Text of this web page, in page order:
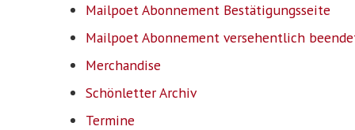
Mailpoet Abonnement Bestätigungsseite
Mailpoet Abonnement versehentlich
Merchandise
Schönletter Archiv
Termine